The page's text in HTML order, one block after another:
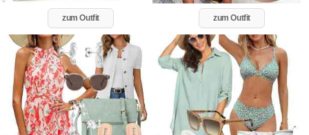
zum Outfit zum Outfit